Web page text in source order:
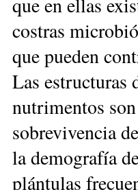
costras
que pueden
Las estructuras
nutrimentos
sobrevivencia
la demografía
plántulas